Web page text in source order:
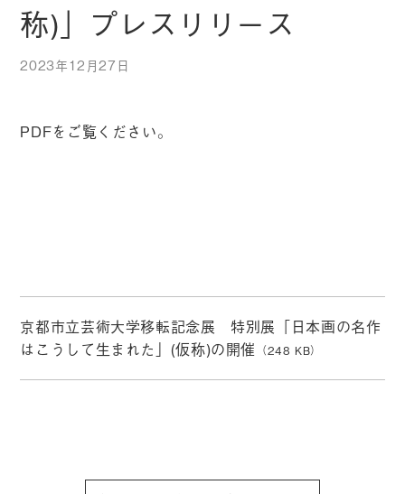
称)」プレスリリース
2023年12月27日
PDFをご覧ください。
京都市立芸術大学移転記念展 特別展「日本画の名作
はこうして生まれた」(仮称)の開催 （248 KB）